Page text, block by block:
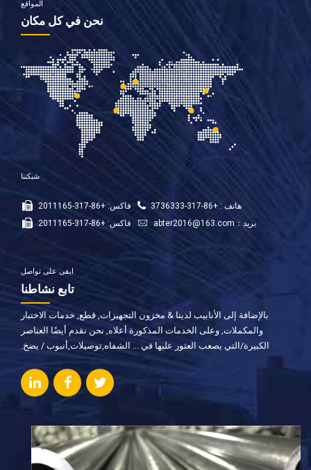
المواقع
نحن في كل مكان
شبكتنا
هاتف : +86-317-3736333
فاكس: +86-317-2011165
بريد： abter2016@163.com فاكس: +86-317-2011165
ابقى على تواصل
تابع نشاطنا
بالإضافة إلى الأنابيب لدينا & مخزون التجهيزات, قطع, خدمات الاختبار
والمكملات, وعلى الخدمات المذكورة أعلاه, نحن نقدم أيضًا العناصر
الكبيرة/التي يصعب العثور عليها في ... الشفاه,توصيلات,أنبوب / يضخ.